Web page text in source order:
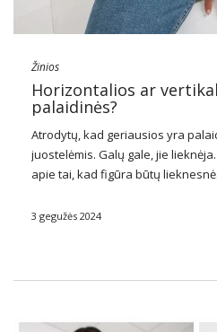
Žinios
Horizontalios ar
palaidinės?
Atrodytų, kad geriausios yra
juostelėmis. Galų gale, jie
apie tai, kad figūra būtų
juostelėmis skuba mums į
3 gegužės 2024